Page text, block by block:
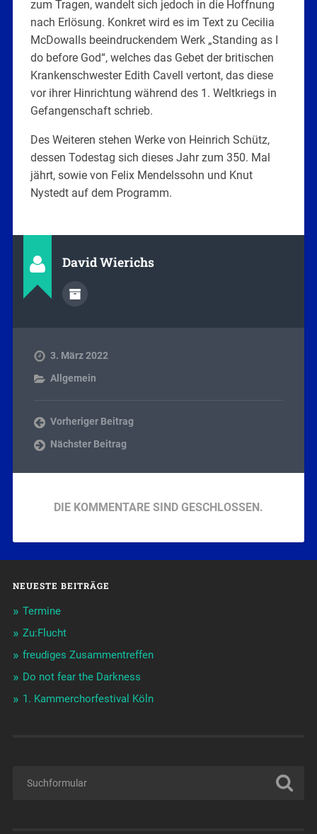
zum Tragen, wandelt sich jedoch in die Hoffnung
nach Erlösung. Konkret wird es im Text zu Cecilia
McDowalls beeindruckendem Werk „Standing as I
do before God“, welches das Gebet der britischen
Krankenschwester Edith Cavell vertont, das diese
vor ihrer Hinrichtung während des 1. Weltkriegs in
Gefangenschaft schrieb.
Des Weiteren stehen Werke von Heinrich Schütz,
dessen Todestag sich dieses Jahr zum 350. Mal
jährt, sowie von Felix Mendelssohn und Knut
Nystedt auf dem Programm.
David Wierichs
3. März 2022
Allgemein
Vorheriger Beitrag
Nächster Beitrag
DIE KOMMENTARE SIND GESCHLOSSEN.
NEUESTE BEITRÄGE
Termine
Zu:Flucht
freudiges Zusammentreffen
Do not fear the Darkness
1. Kammerchorfestival Köln